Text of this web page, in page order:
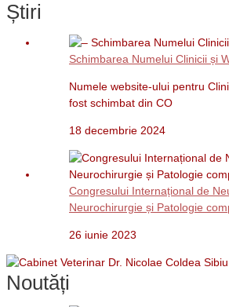
Știri
Schimbarea Numelui Clinicii și
Numele website-ului pentru
fost schimbat din CO
18 decembrie 2024
Congresului Internațional de
Neurochirurgie și Patologie
26 iunie 2023
Noutăți